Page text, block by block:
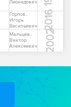
Леонидович
Горлов,
Игорь
Васильевич
2016
Мальцев,
Виктор
Алексеевич
2002